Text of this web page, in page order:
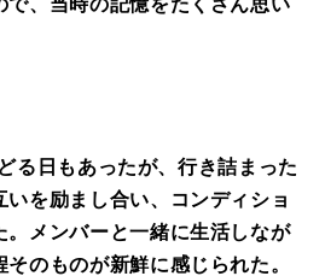
る日もあったが、行き詰まった
いを励まし合い、コンディショ
。メンバーと一緒に生活しなが
のものが新鮮に感じられた。